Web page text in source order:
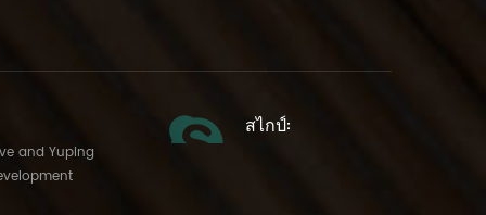
and Yuping
สไกป์: